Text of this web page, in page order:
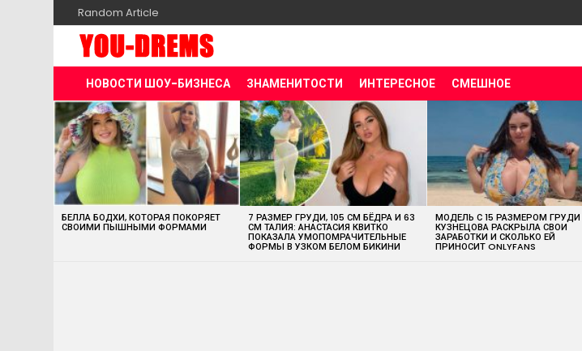
Random Article
НОВОСТИ ШОУ-БИЗНЕСА ЗНАМЕНИТОСТИ ИНТЕРЕСНОЕ СМЕШНОЕ
MOST
VIEWED
STORIES
БЕЛЛА БОДХИ, КОТОРАЯ ПОКОРЯЕТ
СВОИМИ ПЫШНЫМИ ФОРМАМИ
7 РАЗМЕР ГРУДИ, 105 СМ БЁДРА И 63
СМ ТАЛИЯ: АНАСТАСИЯ КВИТКО
ПОКАЗАЛА УМОПОМРАЧИТЕЛЬНЫЕ
ФОРМЫ В УЗКОМ БЕЛОМ БИКИНИ
МОДЕЛЬ С 15 РАЗМЕРОМ ГРУДИ
КУЗНЕЦОВА РАСКРЫЛА СВОИ
ЗАРАБОТКИ И СКОЛЬКО ЕЙ
ПРИНОСИТ ONLYFANS